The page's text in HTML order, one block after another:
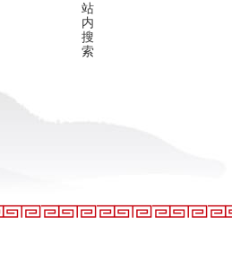
站
内
搜
索